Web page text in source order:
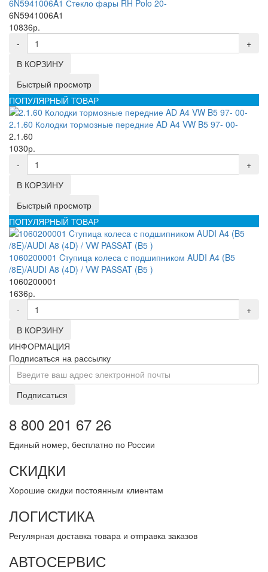
6N5941006A1 Стекло фары RH Polo 20-
6N5941006A1
10836р.
-
+
В КОРЗИНУ
Быстрый просмотр
ПОПУЛЯРНЫЙ ТОВАР
2.1.60 Колодки тормозные передние AD A4 VW B5 97- 00-
2.1.60
1030р.
-
+
В КОРЗИНУ
Быстрый просмотр
ПОПУЛЯРНЫЙ ТОВАР
1060200001 Cтупица колеса с подшипником AUDI A4 (B5
/8E)/AUDI A8 (4D) / VW PASSAT (B5 )
1060200001
1636р.
-
+
В КОРЗИНУ
ИНФОРМАЦИЯ
Подписаться на рассылку
Подписаться
8 800 201 67 26
Единый номер, бесплатно по России
СКИДКИ
Хорошие скидки постоянным клиентам
ЛОГИСТИКА
Регулярная доставка товара и отправка заказов
АВТОСЕРВИС